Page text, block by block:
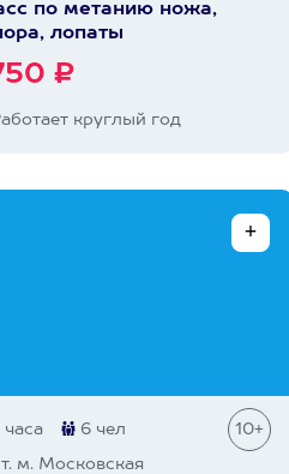
по метанию ножа,
лопаты
₽
круглый год
6 чел 10+
м. Московская